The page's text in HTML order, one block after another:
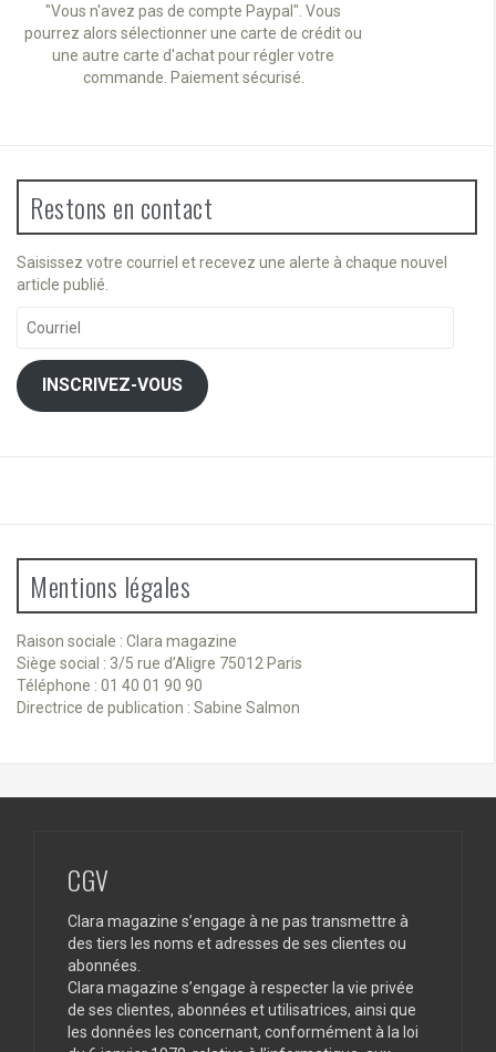
"Vous n'avez pas de compte Paypal". Vous
pourrez alors sélectionner une carte de crédit ou
une autre carte d'achat pour régler votre
commande. Paiement sécurisé.
Restons en contact
Saisissez votre courriel et recevez une alerte à chaque nouvel
article publié.
INSCRIVEZ-VOUS
Mentions légales
Raison sociale : Clara magazine
Siège social : 3/5 rue d’Aligre 75012 Paris
Téléphone : 01 40 01 90 90
Directrice de publication : Sabine Salmon
CGV
Clara magazine s’engage à ne pas transmettre à
des tiers les noms et adresses de ses clientes ou
abonnées.
Clara magazine s’engage à respecter la vie privée
de ses clientes, abonnées et utilisatrices, ainsi que
les données les concernant, conformément à la loi